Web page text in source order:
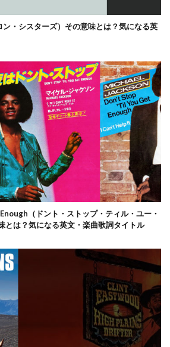
・シスターズ）その意味とは？気になる英
（ドント・ストップ・ティル・ユー・
とは？気になる英文・楽曲歌詞タイトル